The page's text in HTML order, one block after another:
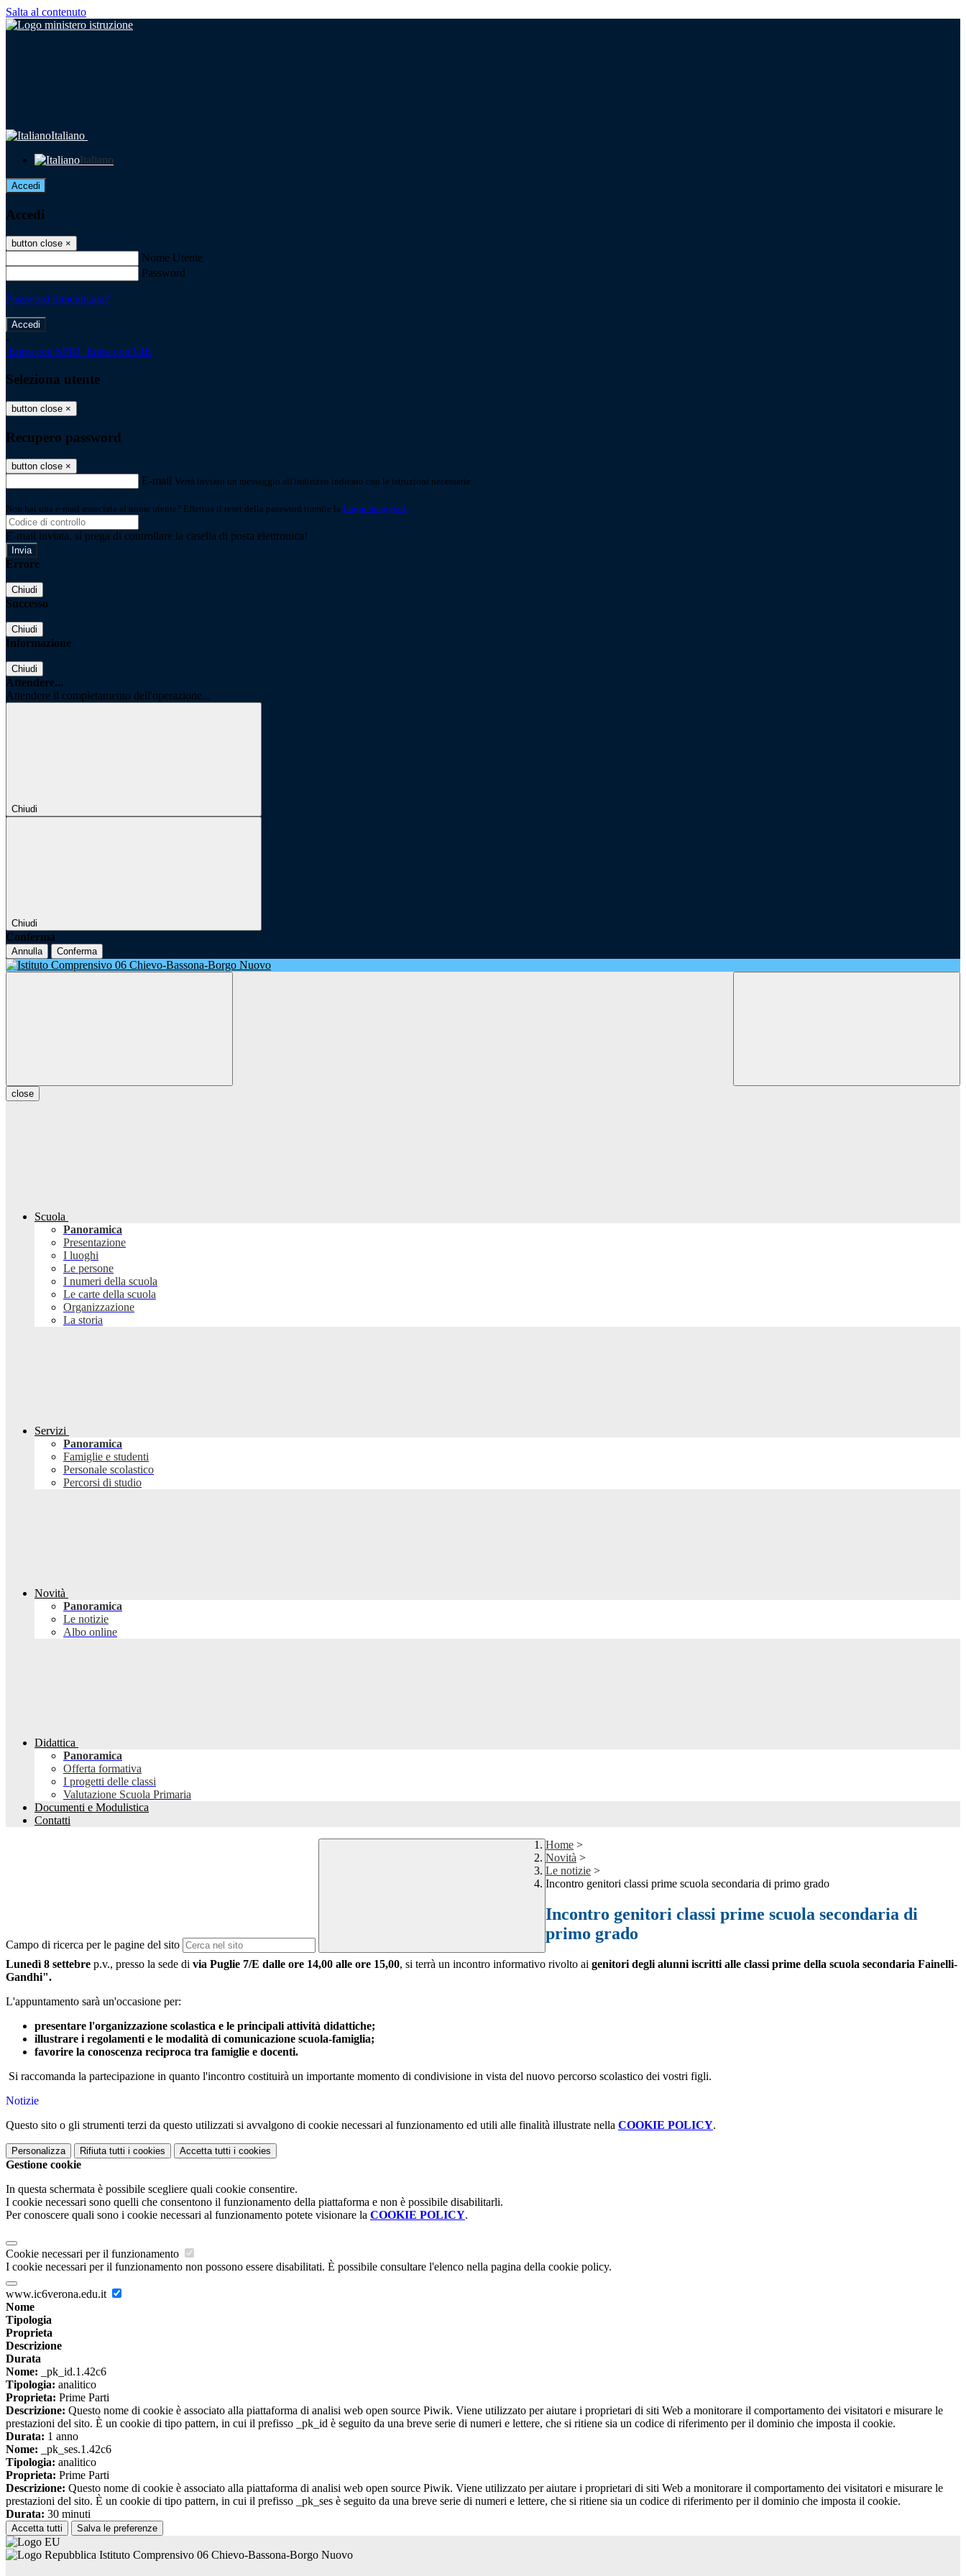
Salta al contenuto
Italiano
Italiano
Accedi
Accedi
button close ×
Nome Utente
Password
Password dimenticata?
-
Entra con SPID Entra con CIE
Seleziona utente
button close ×
Recupero password
button close ×
E-mail Verrà inviato un messaggio all'indirizzo indicato con le istruzioni necessarie.
Non hai una e-mail associata al nome utente? Effettua il reset della password tramite la Login Spaggiari
E-mail inviata, si prega di controllare la casella di posta elettronica!
Errore
Chiudi
Successo
Chiudi
Informazione
Chiudi
Attendere...
Attendere il completamento dell'operazione...
Chiudi
Chiudi
Conferma
Annulla Conferma
close
Scuola
Panoramica
Presentazione
I luoghi
Le persone
I numeri della scuola
Le carte della scuola
Organizzazione
La storia
Servizi
Panoramica
Famiglie e studenti
Personale scolastico
Percorsi di studio
Novità
Panoramica
Le notizie
Albo online
Didattica
Panoramica
Offerta formativa
I progetti delle classi
Valutazione Scuola Primaria
Documenti e Modulistica
Contatti
Campo di ricerca per le pagine del sito
Home >
Novità >
Le notizie >
Incontro genitori classi prime scuola secondaria di primo grado
Incontro genitori classi prime scuola secondaria di
primo grado
Lunedì 8 settebre p.v., presso la sede di via Puglie 7/E dalle ore 14,00 alle ore 15,00, si terrà un incontro informativo rivolto ai genitori degli alunni iscritti alle classi prime della scuola secondaria Fainelli-
Gandhi".
L'appuntamento sarà un'occasione per:
presentare l'organizzazione scolastica e le principali attività didattiche;
illustrare i regolamenti e le modalità di comunicazione scuola-famiglia;
favorire la conoscenza reciproca tra famiglie e docenti.
Si raccomanda la partecipazione in quanto l'incontro costituirà un importante momento di condivisione in vista del nuovo percorso scolastico dei vostri figli.
Notizie
Questo sito o gli strumenti terzi da questo utilizzati si avvalgono di cookie necessari al funzionamento ed utili alle finalità illustrate nella COOKIE POLICY.
Personalizza Rifiuta tutti i cookies Accetta tutti i cookies
Gestione cookie
In questa schermata è possibile scegliere quali cookie consentire.
I cookie necessari sono quelli che consentono il funzionamento della piattaforma e non è possibile disabilitarli.
Per conoscere quali sono i cookie necessari al funzionamento potete visionare la COOKIE POLICY.
Cookie necessari per il funzionamento
I cookie necessari per il funzionamento non possono essere disabilitati. È possibile consultare l'elenco nella pagina della cookie policy.
www.ic6verona.edu.it
Nome
Tipologia
Proprieta
Descrizione
Durata
Nome: _pk_id.1.42c6
Tipologia: analitico
Proprieta: Prime Parti
Descrizione: Questo nome di cookie è associato alla piattaforma di analisi web open source Piwik. Viene utilizzato per aiutare i proprietari di siti Web a monitorare il comportamento dei visitatori e misurare le
prestazioni del sito. È un cookie di tipo pattern, in cui il prefisso _pk_id è seguito da una breve serie di numeri e lettere, che si ritiene sia un codice di riferimento per il dominio che imposta il cookie.
Durata: 1 anno
Nome: _pk_ses.1.42c6
Tipologia: analitico
Proprieta: Prime Parti
Descrizione: Questo nome di cookie è associato alla piattaforma di analisi web open source Piwik. Viene utilizzato per aiutare i proprietari di siti Web a monitorare il comportamento dei visitatori e misurare le
prestazioni del sito. È un cookie di tipo pattern, in cui il prefisso _pk_ses è seguito da una breve serie di numeri e lettere, che si ritiene sia un codice di riferimento per il dominio che imposta il cookie.
Durata: 30 minuti
Accetta tutti Salva le preferenze
Istituto Comprensivo 06 Chievo-Bassona-Borgo Nuovo